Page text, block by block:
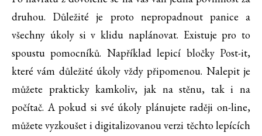
druhou. Důležité je proto nepropadnout panice a
všechny úkoly si v klidu naplánovat. Existuje pro to
spoustu pomocníků. Například lepicí bločky Post-it,
které vám důležité úkoly vždy připomenou. Nalepit je
můžete prakticky kamkoliv, jak na stěnu, tak i na
počítač. A pokud si své úkoly plánujete raději on-line,
můžete vyzkoušet i digitalizovanou verzi těchto lepících